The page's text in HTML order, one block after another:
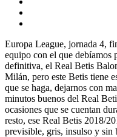
Europa League, jornada 4,
equipo con el que debí­amos
definitiva, el Real Betis
Milán, pero este Betis tiene
que se haga, dejarnos con
minutos buenos del Real
ocasiones que se cuentan
resto, ese Real Betis 2018/
previsible, gris, insulso y sin